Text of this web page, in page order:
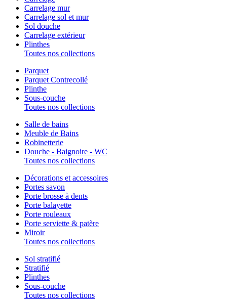
Carrelage mur
Carrelage sol et mur
Sol douche
Carrelage extérieur
Plinthes
Toutes nos collections
Parquet
Parquet Contrecollé
Plinthe
Sous-couche
Toutes nos collections
Salle de bains
Meuble de Bains
Robinetterie
Douche - Baignoire - WC
Toutes nos collections
Décorations et accessoires
Portes savon
Porte brosse à dents
Porte balayette
Porte rouleaux
Porte serviette & patère
Miroir
Toutes nos collections
Sol stratifié
Stratifié
Plinthes
Sous-couche
Toutes nos collections